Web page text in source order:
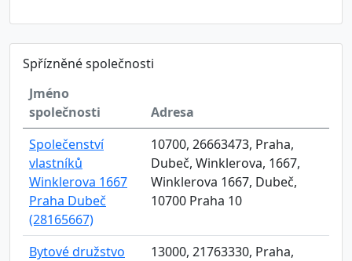
Spřízněné společnosti
Jméno
společnosti
Adresa
Společenství
vlastníků
Winklerova 1667
Praha Dubeč
(28165667)
10700, 26663473, Praha,
Dubeč, Winklerova, 1667,
Winklerova 1667, Dubeč,
10700 Praha 10
Bytové družstvo
13000, 21763330, Praha,